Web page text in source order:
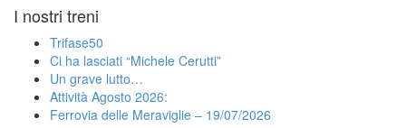
I nostri treni
Trifase50
Ci ha lasciati “Michele Cerutti”
Un grave lutto…
Attività Agosto 2026:
Ferrovia delle Meraviglie – 19/07/2026